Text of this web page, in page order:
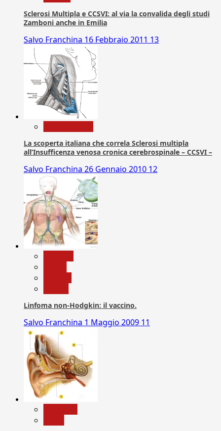
Sclerosi Multipla e CCSVI: al via la convalida degli studi
Zamboni anche in Emilia
Salvo Franchina 16 Febbraio 2011 13
La scoperta italiana che correla Sclerosi multipla
all’Insufficenza venosa cronica cerebrospinale – CCSVI –
Salvo Franchina 26 Gennaio 2010 12
Linfoma non-Hodgkin: il vaccino.
Salvo Franchina 1 Maggio 2009 11